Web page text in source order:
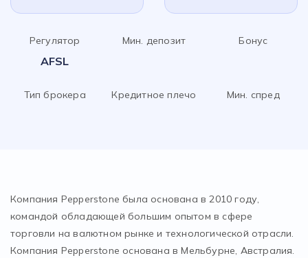
Регулятор
AFSL
Мин. депозит Бонус
Тип брокера Кредитное плечо Мин. спред
Компания Pepperstone была основана в 2010 году,
командой обладающей большим опытом в сфере
торговли на валютном рынке и технологической отрасли.
Компания Pepperstone основана в Мельбурне, Австралия.